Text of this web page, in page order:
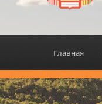
Главная